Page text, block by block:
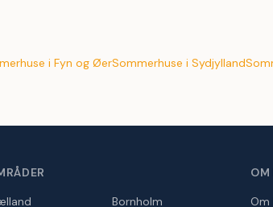
i Fyn og ØerSommerhuse i Sydjylland
Bornholm
OM
Om